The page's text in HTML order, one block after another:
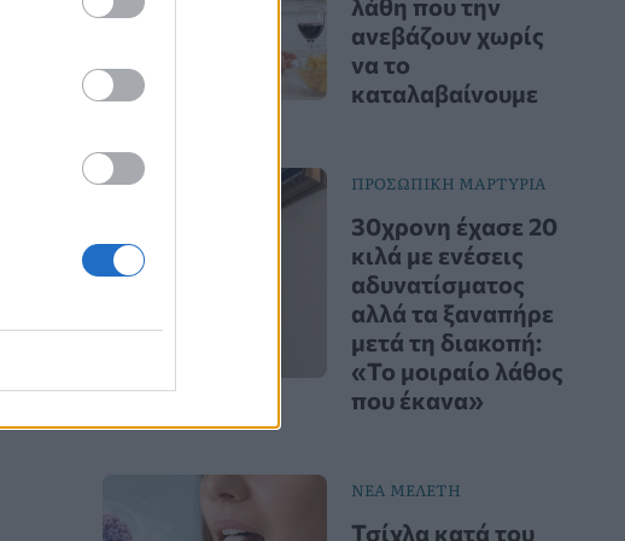
λάθη που την
ανεβάζουν χωρίς
να το
καταλαβαίνουμε
ΠΡΟΣΩΠΙΚΗ ΜΑΡΤΥΡΙΑ
30χρονη έχασε 20
κιλά με ενέσεις
αδυνατίσματος
αλλά τα ξαναπήρε
μετά τη διακοπή:
«Το μοιραίο λάθος
που έκανα»
ΝΕΑ ΜΕΛΕΤΗ
Τσίχλα κατά του